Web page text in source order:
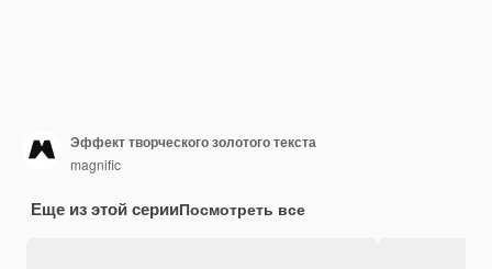
Эффект творческого золотого текста
magnific
Еще из этой серииПосмотреть все